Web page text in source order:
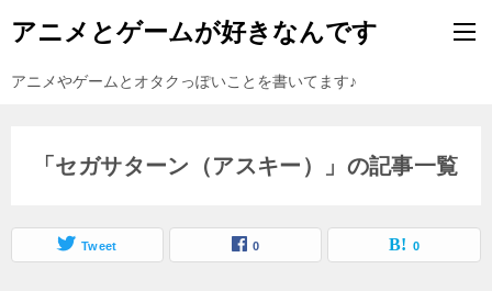
アニメとゲームが好きなんです
アニメやゲームとオタクっぽいことを書いてます♪
「セガサターン（アスキー）」の記事一覧
Tweet 0 0